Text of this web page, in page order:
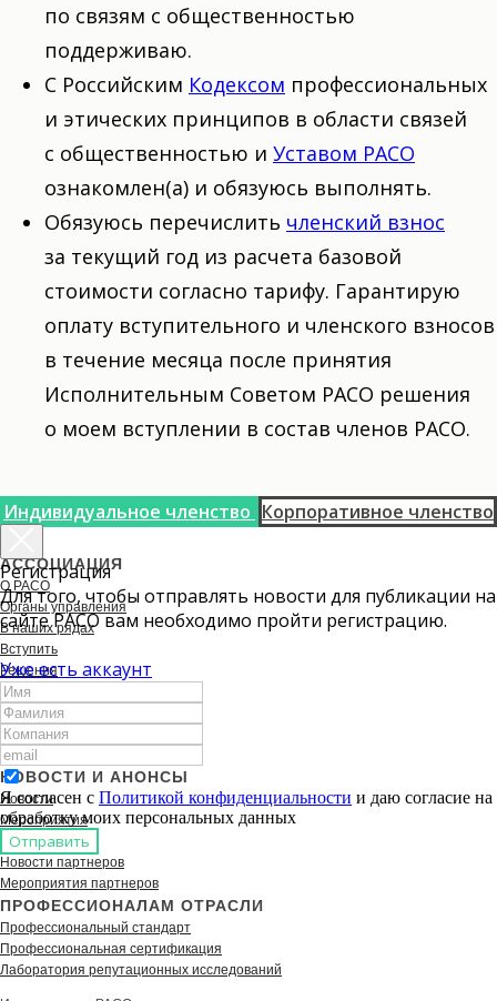
АССОЦИАЦИЯ
О РАСО
Органы управления
В наших рядах
Вступить
Решения
История
Документы
Партнеры
Контакты
НОВОСТИ И АНОНСЫ
Новости
Мероприятия
В регионах
Новости партнеров
Мероприятия партнеров
ПРОФЕССИОНАЛАМ ОТРАСЛИ
Профессиональный стандарт
Профессиональная сертификация
Лаборатория репутационных исследований
по связям с общественностью
поддерживаю.
С Российским Кодексом профессиональных
и этических принципов в области связей
с общественностью и Уставом РАСО
ознакомлен(а) и обязуюсь выполнять.
Обязуюсь перечислить членский взнос
за текущий год из расчета базовой
стоимости согласно тарифу. Гарантирую
оплату вступительного и членского взносов
в течение месяца после принятия
Исполнительным Советом РАСО решения
о моем вступлении в состав членов РАСО.
Индивидуальное членство Корпоративное членство
Регистрация
Для того, чтобы отправлять новости для публикации на
сайте РАСО вам необходимо пройти регистрацию.
Уже есть аккаунт
Я согласен с Политикой конфиденциальности и даю согласие на
обработку моих персональных данных
Отправить